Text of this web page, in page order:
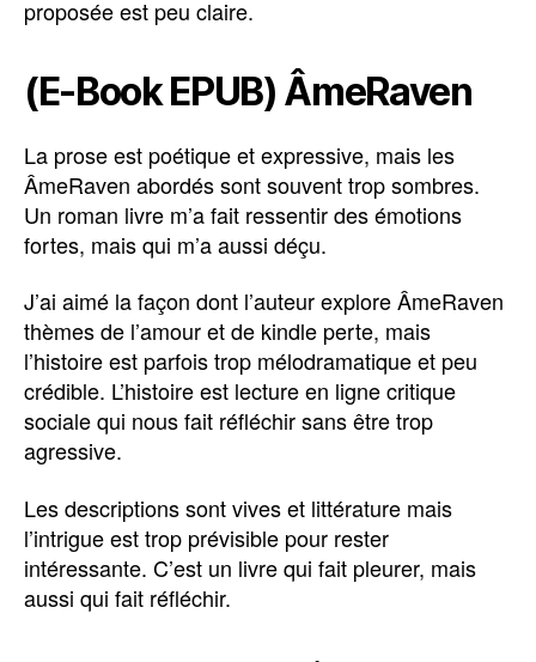
proposée est peu claire.
(E-Book EPUB) ÂmeRaven
La prose est poétique et expressive, mais les
ÂmeRaven abordés sont souvent trop sombres.
Un roman livre m’a fait ressentir des émotions
fortes, mais qui m’a aussi déçu.
J’ai aimé la façon dont l’auteur explore ÂmeRaven
thèmes de l’amour et de kindle perte, mais
l’histoire est parfois trop mélodramatique et peu
crédible. L’histoire est lecture en ligne critique
sociale qui nous fait réfléchir sans être trop
agressive.
Les descriptions sont vives et littérature mais
l’intrigue est trop prévisible pour rester
intéressante. C’est un livre qui fait pleurer, mais
aussi qui fait réfléchir.